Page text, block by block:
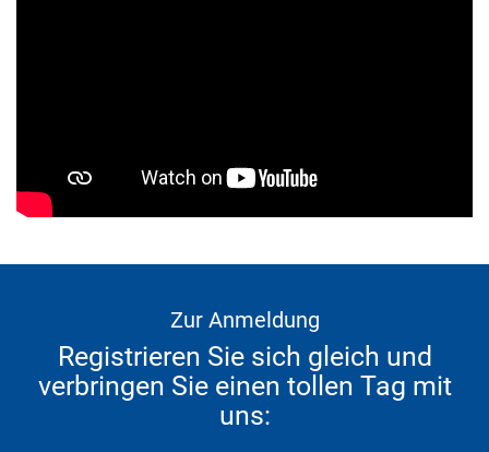
Zur Anmeldung
Registrieren Sie sich gleich und
verbringen Sie einen tollen Tag mit
uns: